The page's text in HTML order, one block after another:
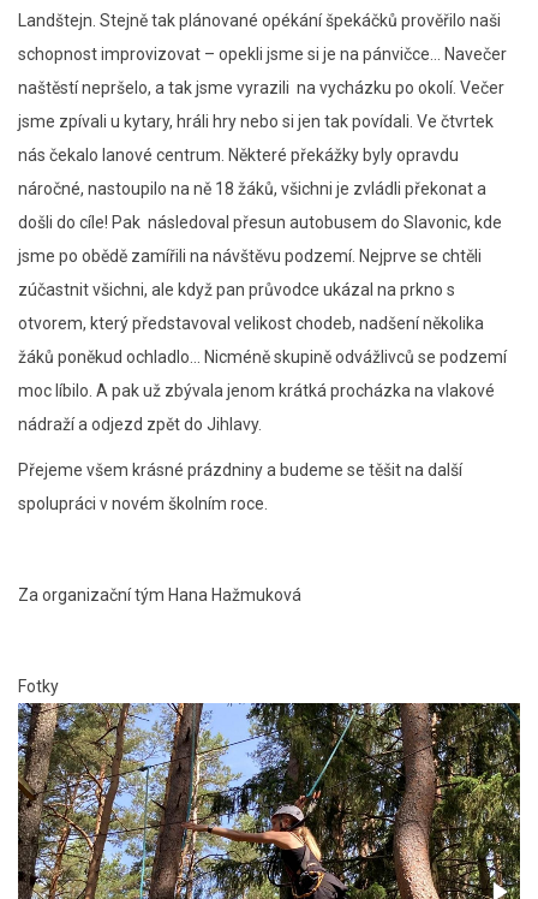
Landštejn. Stejně tak plánované opékání špekáčků prověřilo naši
schopnost improvizovat – opekli jsme si je na pánvičce… Navečer
naštěstí nepršelo, a tak jsme vyrazili na vycházku po okolí. Večer
jsme zpívali u kytary, hráli hry nebo si jen tak povídali. Ve čtvrtek
nás čekalo lanové centrum. Některé překážky byly opravdu
náročné, nastoupilo na ně 18 žáků, všichni je zvládli překonat a
došli do cíle! Pak následoval přesun autobusem do Slavonic, kde
jsme po obědě zamířili na návštěvu podzemí. Nejprve se chtěli
zúčastnit všichni, ale když pan průvodce ukázal na prkno s
otvorem, který představoval velikost chodeb, nadšení několika
žáků poněkud ochladlo… Nicméně skupině odvážlivců se podzemí
moc líbilo. A pak už zbývala jenom krátká procházka na vlakové
nádraží a odjezd zpět do Jihlavy.
Přejeme všem krásné prázdniny a budeme se těšit na další
spolupráci v novém školním roce.
Za organizační tým Hana Hažmuková
Fotky